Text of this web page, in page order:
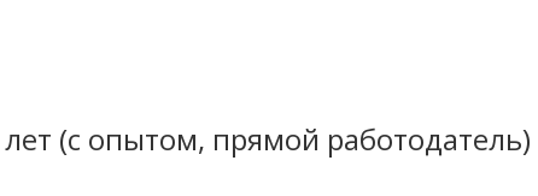
(с опытом, прямой работодатель)